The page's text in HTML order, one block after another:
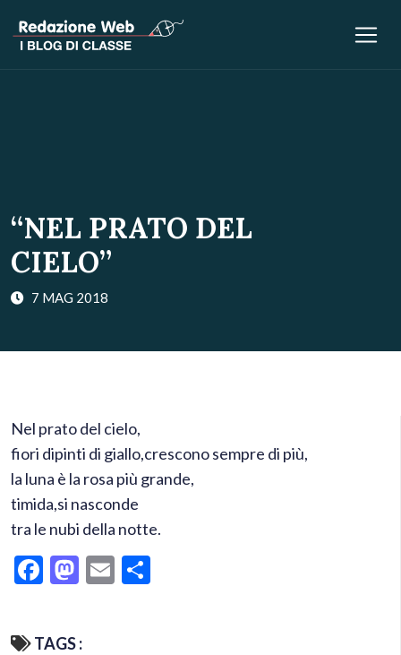
“NEL PRATO DEL
CIELO”
7 MAG 2018
Nel prato del cielo,
fiori dipinti di giallo,crescono sempre di più,
la luna è la rosa più grande,
timida,si nasconde
tra le nubi della notte.
Facebook
Mastodon
Email
TAGS :